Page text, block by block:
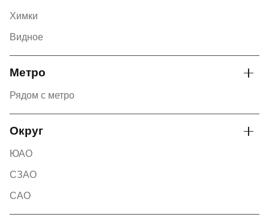
Химки
Видное
Метро
Рядом с метро
Округ
ЮАО
СЗАО
САО